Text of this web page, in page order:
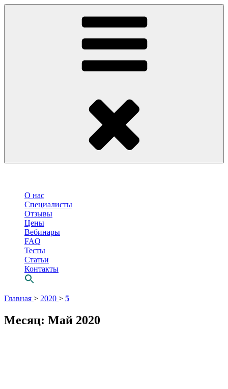
О нас
Специалисты
Отзывы
Цены
Вебинары
FAQ
Тесты
Статьи
Контакты
Перейти
содержимому
Главная > 2020 > 5
Месяц: Май 2020